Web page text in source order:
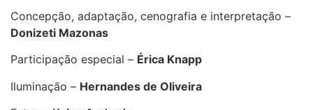
Concepção, adaptação, cenografia e interpretação –
Donizeti Mazonas
Participação especial – Érica Knapp
Iluminação – Hernandes de Oliveira